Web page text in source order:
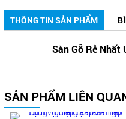
THÔNG TIN SẢN PHẨM
Sàn Gỗ Rẻ Nhất
SẢN PHẨM LIÊN